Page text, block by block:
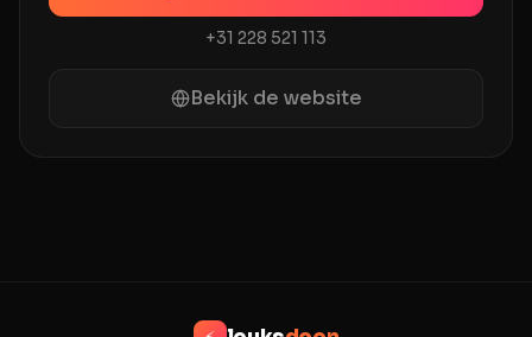
+31 228 521 113
Bekijk de website